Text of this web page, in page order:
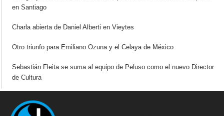
en Santiago
Charla abierta de Daniel Alberti en Vieytes
Otro triunfo para Emiliano Ozuna y el Celaya de México
Sebastián Fleita se suma al equipo de Peluso como el nuevo Director
de Cultura